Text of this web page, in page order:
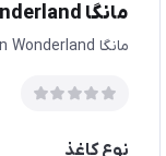
مانگا Deadman Wonderland مانگا شهربازی مردگان زبان انگلیسی
مانگا Deadman Wonderland مانگا شهربازی مردگان زبان انگلیسی
نوع کاغذ